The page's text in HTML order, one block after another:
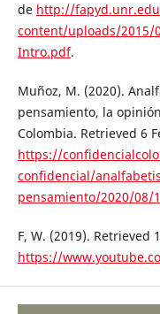
de http://
content/uploads/2015/
Intro.pdf.
Muñoz, M. (2020).
pensamiento, la
Colombia. Retrieved 6
https://
confidencial/
pensamiento/2020/08/
F, W. (2019). Retrieved
https://